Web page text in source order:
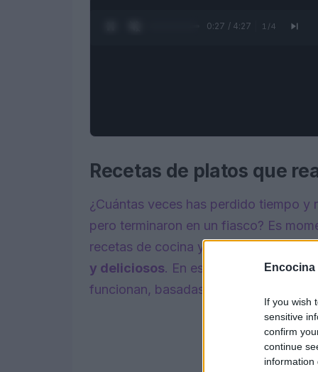
Encocina
If you wish
sensitive
confirm
continue
information
0:28 / 4:27 1 /4
Recetas de platos que
¿Cuántas veces has perdido tiempo y
pero terminaron en un fiasco? Es
recetas de cocina y centrarnos en lo
y deliciosos. En este artículo,
funcionan, basadas en datos y